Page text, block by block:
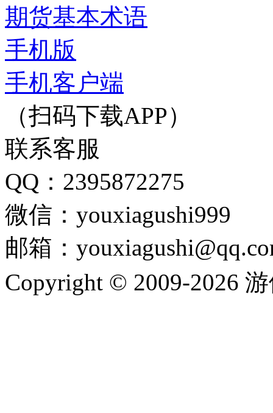
期货基本术语
手机版
手机客户端
（扫码下载APP）
联系客服
QQ：2395872275
微信：youxiagushi999
邮箱：
Copyright © 2009-2026